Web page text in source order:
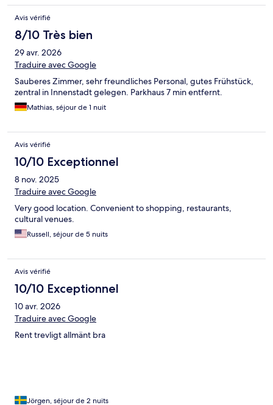
Avis vérifié
8/10 Très bien
29 avr. 2026
Traduire avec Google
Sauberes Zimmer, sehr freundliches Personal, gutes Frühstück,
zentral in Innenstadt gelegen. Parkhaus 7 min entfernt.
Mathias, séjour de 1 nuit
Avis vérifié
10/10 Exceptionnel
8 nov. 2025
Traduire avec Google
Very good location. Convenient to shopping, restaurants,
cultural venues.
Russell, séjour de 5 nuits
Avis vérifié
10/10 Exceptionnel
10 avr. 2026
Traduire avec Google
Rent trevligt allmänt bra
Jörgen, séjour de 2 nuits